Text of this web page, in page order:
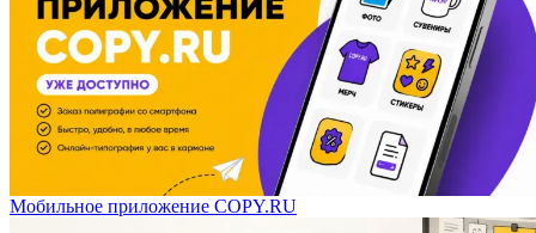
Мобильное приложение COPY.RU